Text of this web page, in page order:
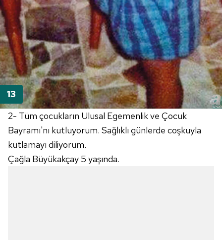
2- Tüm çocukların Ulusal Egemenlik ve Çocuk
Bayramı'nı kutluyorum. Sağlıklı günlerde coşkuyla
kutlamayı diliyorum.
Çağla Büyükakçay 5 yaşında.